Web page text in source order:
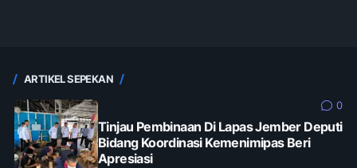
ARTIKEL SEPEKAN
0
Tinjau Pembinaan Di Lapas Jember Deputi
Bidang Koordinasi Kemenimipas Beri
Apresiasi